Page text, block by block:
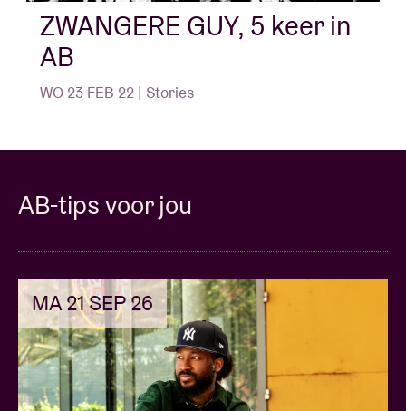
ZWANGERE GUY, 5 keer in
AB
WO 23 FEB 22 | Stories
AB-tips voor jou
MA 21 SEP 26